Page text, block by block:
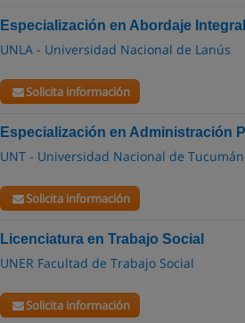
Especialización en Abordaje
UNLA - Universidad Nacional de Lanús
Solicita información
Especialización en Administración
UNT - Universidad Nacional de Tucumán
Solicita información
Licenciatura en Trabajo Social
UNER Facultad de Trabajo Social
Solicita información